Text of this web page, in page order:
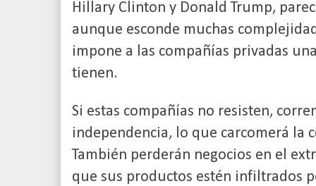
Hillary Clinton y Donald Trump,
aunque esconde muchas
impone a las compañías privadas
tienen.
Si estas compañías no resisten,
independencia, lo que carcomerá la
También perderán negocios en el
que sus productos estén infiltrados